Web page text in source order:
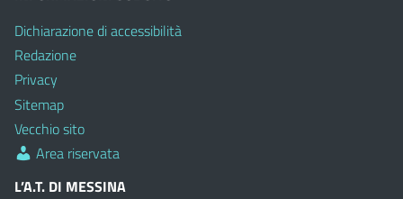
Dichiarazione di accessibilità
Redazione
Privacy
Sitemap
Vecchio sito
Area riservata
L’A.T. DI MESSINA